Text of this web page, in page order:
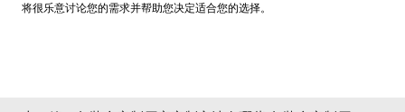
将很乐意讨论您的需求并帮助您决定适合您的选择。